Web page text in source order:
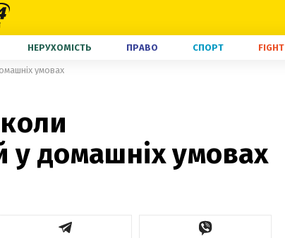
НЕРУХОМІСТЬ ПРАВО СПОРТ FIGHT
умовах
у домашніх умовах